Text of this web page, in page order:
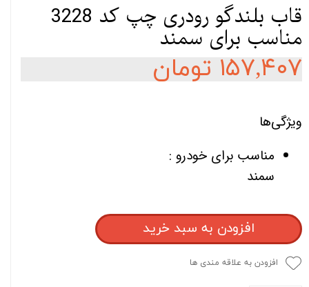
قاب بلندگو رودری چپ کد 3228
مناسب برای سمند
۱۵۷,۴۰۷ تومان
ویژگی‌ها
مناسب برای خودرو :
سمند
افزودن به سبد خرید
افزودن به علاقه مندی ها